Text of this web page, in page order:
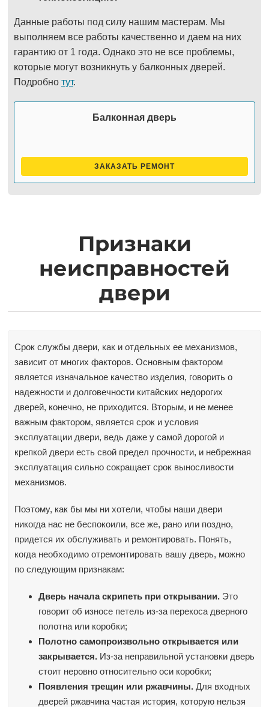
Данные работы под силу нашим мастерам. Мы
выполняем все работы качественно и даем на них
гарантию от 1 года. Однако это не все проблемы,
которые могут возникнуть у балконных дверей.
Подробно тут.
Балконная дверь
ЗАКАЗАТЬ РЕМОНТ
Признаки
неисправностей
двери
Срок службы двери, как и отдельных ее механизмов,
зависит от многих факторов. Основным фактором
является изначальное качество изделия, говорить о
надежности и долговечности китайских недорогих
дверей, конечно, не приходится. Вторым, и не менее
важным фактором, является срок и условия
эксплуатации двери, ведь даже у самой дорогой и
крепкой двери есть свой предел прочности, и небрежная
эксплуатация сильно сокращает срок выносливости
механизмов.
Поэтому, как бы мы ни хотели, чтобы наши двери
никогда нас не беспокоили, все же, рано или поздно,
придется их обслуживать и ремонтировать. Понять,
когда необходимо отремонтировать вашу дверь, можно
по следующим признакам:
Дверь начала скрипеть при открывании.Это
говорит об износе петель из-за перекоса дверного
полотна или коробки;
Полотно самопроизвольно открывается или
закрывается.Из-за неправильной установки дверь
стоит неровно относительно оси коробки;
Появления трещин или ржавчины. Для входных
дверей ржавчина частая история, которую нельзя